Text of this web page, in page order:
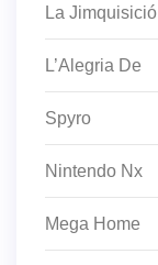
La Jimquisició
L’Alegria De
Spyro
Nintendo Nx
Mega Home